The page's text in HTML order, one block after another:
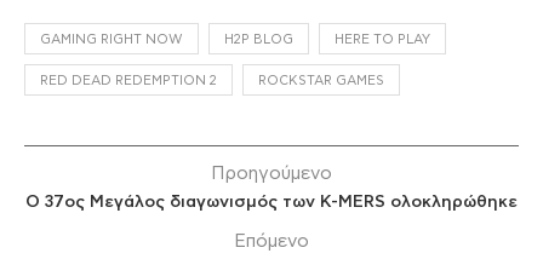
GAMING RIGHT NOW H2P BLOG HERE TO PLAY
RED DEAD REDEMPTION 2 ROCKSTAR GAMES
Προηγούμενο
Ο 37ος Μεγάλος διαγωνισμός των K-MERS ολοκληρώθηκε
Επόμενο